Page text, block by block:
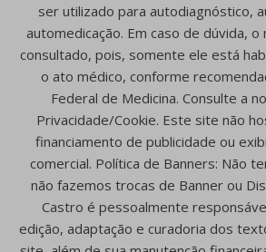
ser utilizado para autodiagnóstico,
automedicação. Em caso de dúvida,
consultado, pois, somente ele está
o ato médico, conforme
Federal de Medicina. Consulte a
Privacidade/Cookie. Este site não
financiamento de publicidade ou
comercial. Política de Banners: Não
não fazemos trocas de Banner ou
Castro é pessoalmente
edição, adaptação e curadoria dos